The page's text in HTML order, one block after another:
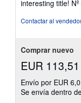
interesting title!
Contactar al
Comprar nuevo
EUR 113,51
Envío por EUR
Se envía dentro